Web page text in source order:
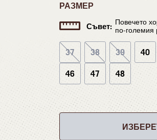
РАЗМЕР
Съвет: Повечето
по-големия
37 38 39 40
46 47 48